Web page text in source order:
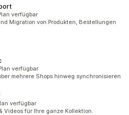
verfügbar
Migration von Produkten, Bestellungen
verfügbar
mehrere Shops hinweg synchronisieren
verfügbar
Videos für Ihre ganze Kollektion.